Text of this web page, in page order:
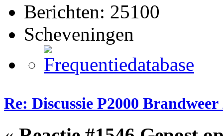
Berichten: 25100
Scheveningen
Re: Discussie P2000